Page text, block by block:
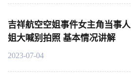
吉祥航空空姐事件女主角当事
姐大喊别拍照 基本情况讲解
2023-07-04